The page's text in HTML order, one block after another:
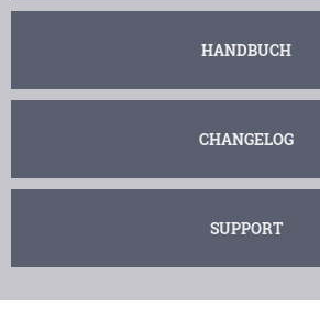
HANDBUCH
CHANGELOG
SUPPORT